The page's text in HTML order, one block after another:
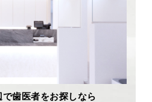
歯医者をお探しなら